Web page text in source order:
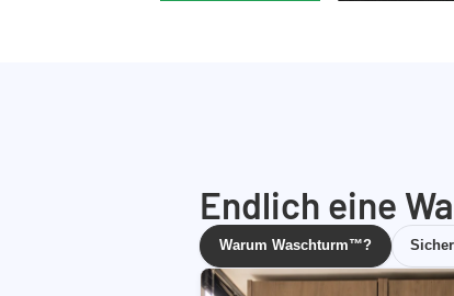
Endlich eine
Warum Waschturm™?